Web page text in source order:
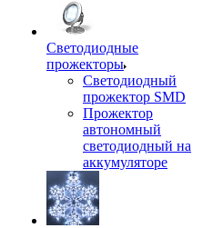
Светодиодные
прожекторы
Светодиодный
прожектор SMD
Прожектор
автономный
светодиодный на
аккумуляторе